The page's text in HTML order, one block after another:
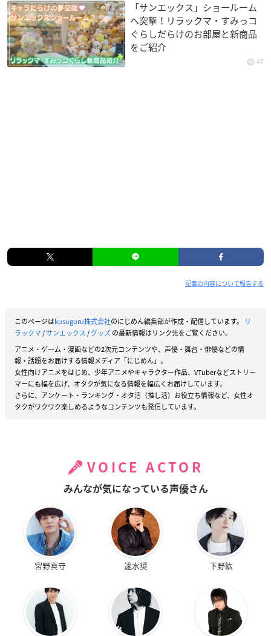
「サンエックス」ショールーム
へ突撃！リラックマ・すみっコ
ぐらしだらけのお部屋と新商品
をご紹介
47
記事の内容について報告する
このページはkusuguru株式会社のにじめん編集部が作成・配信しています。
リ
ラックマ/サンエックス/グッズの最新情報はリンク先をご覧ください。
アニメ・ゲーム・漫画などの2次元コンテンツや、声優・舞台・俳優などの情
報・話題をお届けする情報メディア「にじめん」。
女性向けアニメをはじめ、少年アニメやキャラクター作品、VTuberなどストリー
マーにも幅を広げ、オタクが気になる情報を幅広くお届けしています。
さらに、アンケート・ランキング・オタ活（推し活）お役立ち情報など、女性オ
タクがワクワク楽しめるようなコンテンツも発信しています。
VOICE ACTOR
みんなが気になっている声優さん
宮野真守 速水奨 下野紘